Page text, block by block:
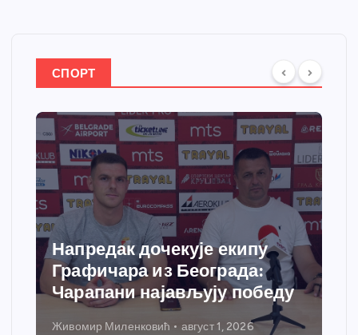
СПОРТ
Напредак дочекује екипу
Графичара из Београда:
Чарапани најављују победу
Живомир Миленковић август 1, 2026